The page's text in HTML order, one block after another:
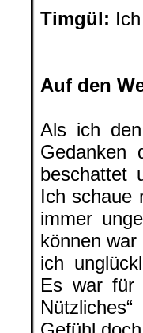
Timgül:
Auf den
Als ich
Gedanken
beschattet
Ich schaue
immer
können
ich
Es war für